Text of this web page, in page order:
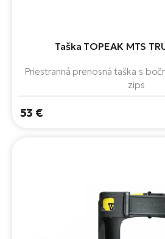
Taška TOPEAK MTS
Priestranná prenosná taška s
zips
53 €